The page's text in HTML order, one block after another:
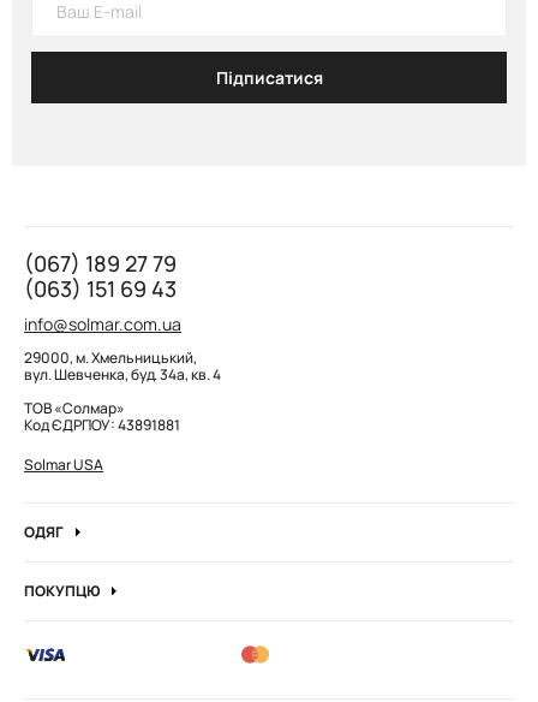
Підписатися
(067) 189 27 79
(063) 151 69 43
info@solmar.com.ua
29000, м. Хмельницький,
вул. Шевченка, буд. 34а, кв. 4
ТОВ «Солмар»
Код ЄДРПОУ: 43891881
Solmar USA
ОДЯГ
Кофти та джемпера
Боді
ПОКУПЦЮ
Вакансії компанії